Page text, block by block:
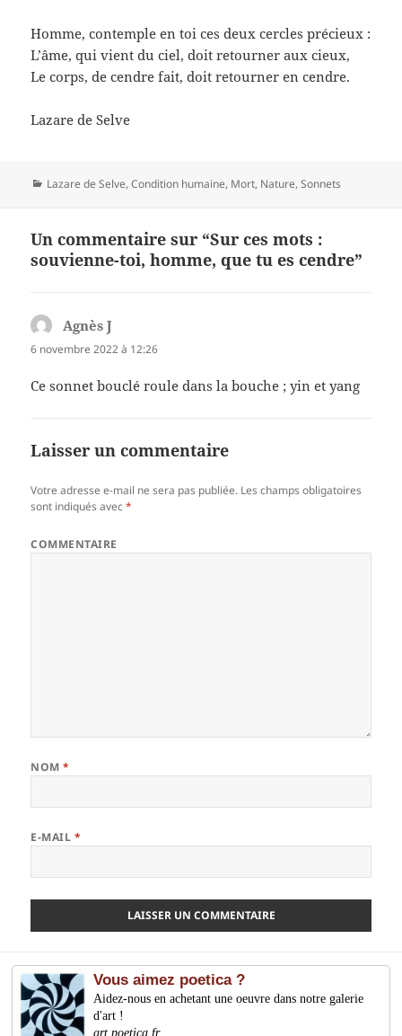
Homme, contemple en toi ces deux cercles précieux :
L’âme, qui vient du ciel, doit retourner aux cieux,
Le corps, de cendre fait, doit retourner en cendre.
Lazare de Selve
Catégories
Lazare de Selve,Condition humaine, Mort, Nature,Sonnets
Un commentaire sur “Sur ces mots :
souvienne-toi, homme, que tu es cendre”
Agnès J
6 novembre 2022 à 12:26
Ce sonnet bouclé roule dans la bouche ; yin et yang
Laisser un commentaire
Votre adresse e-mail ne sera pas publiée. Les champs obligatoires
sont indiqués avec*
COMMENTAIRE
NOM*
E-MAIL *
Vous aimez poetica ?
Aidez-nous en achetant une oeuvre dans notre galerie
d'art !
art.poetica.fr